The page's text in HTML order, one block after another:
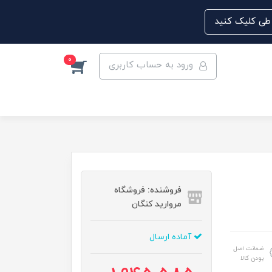
ورود به حساب کاربری 0
ضمانت اصل
بودن کالا
فروشنده: فروشگاه
مروارید کنگان
آماده ارسال